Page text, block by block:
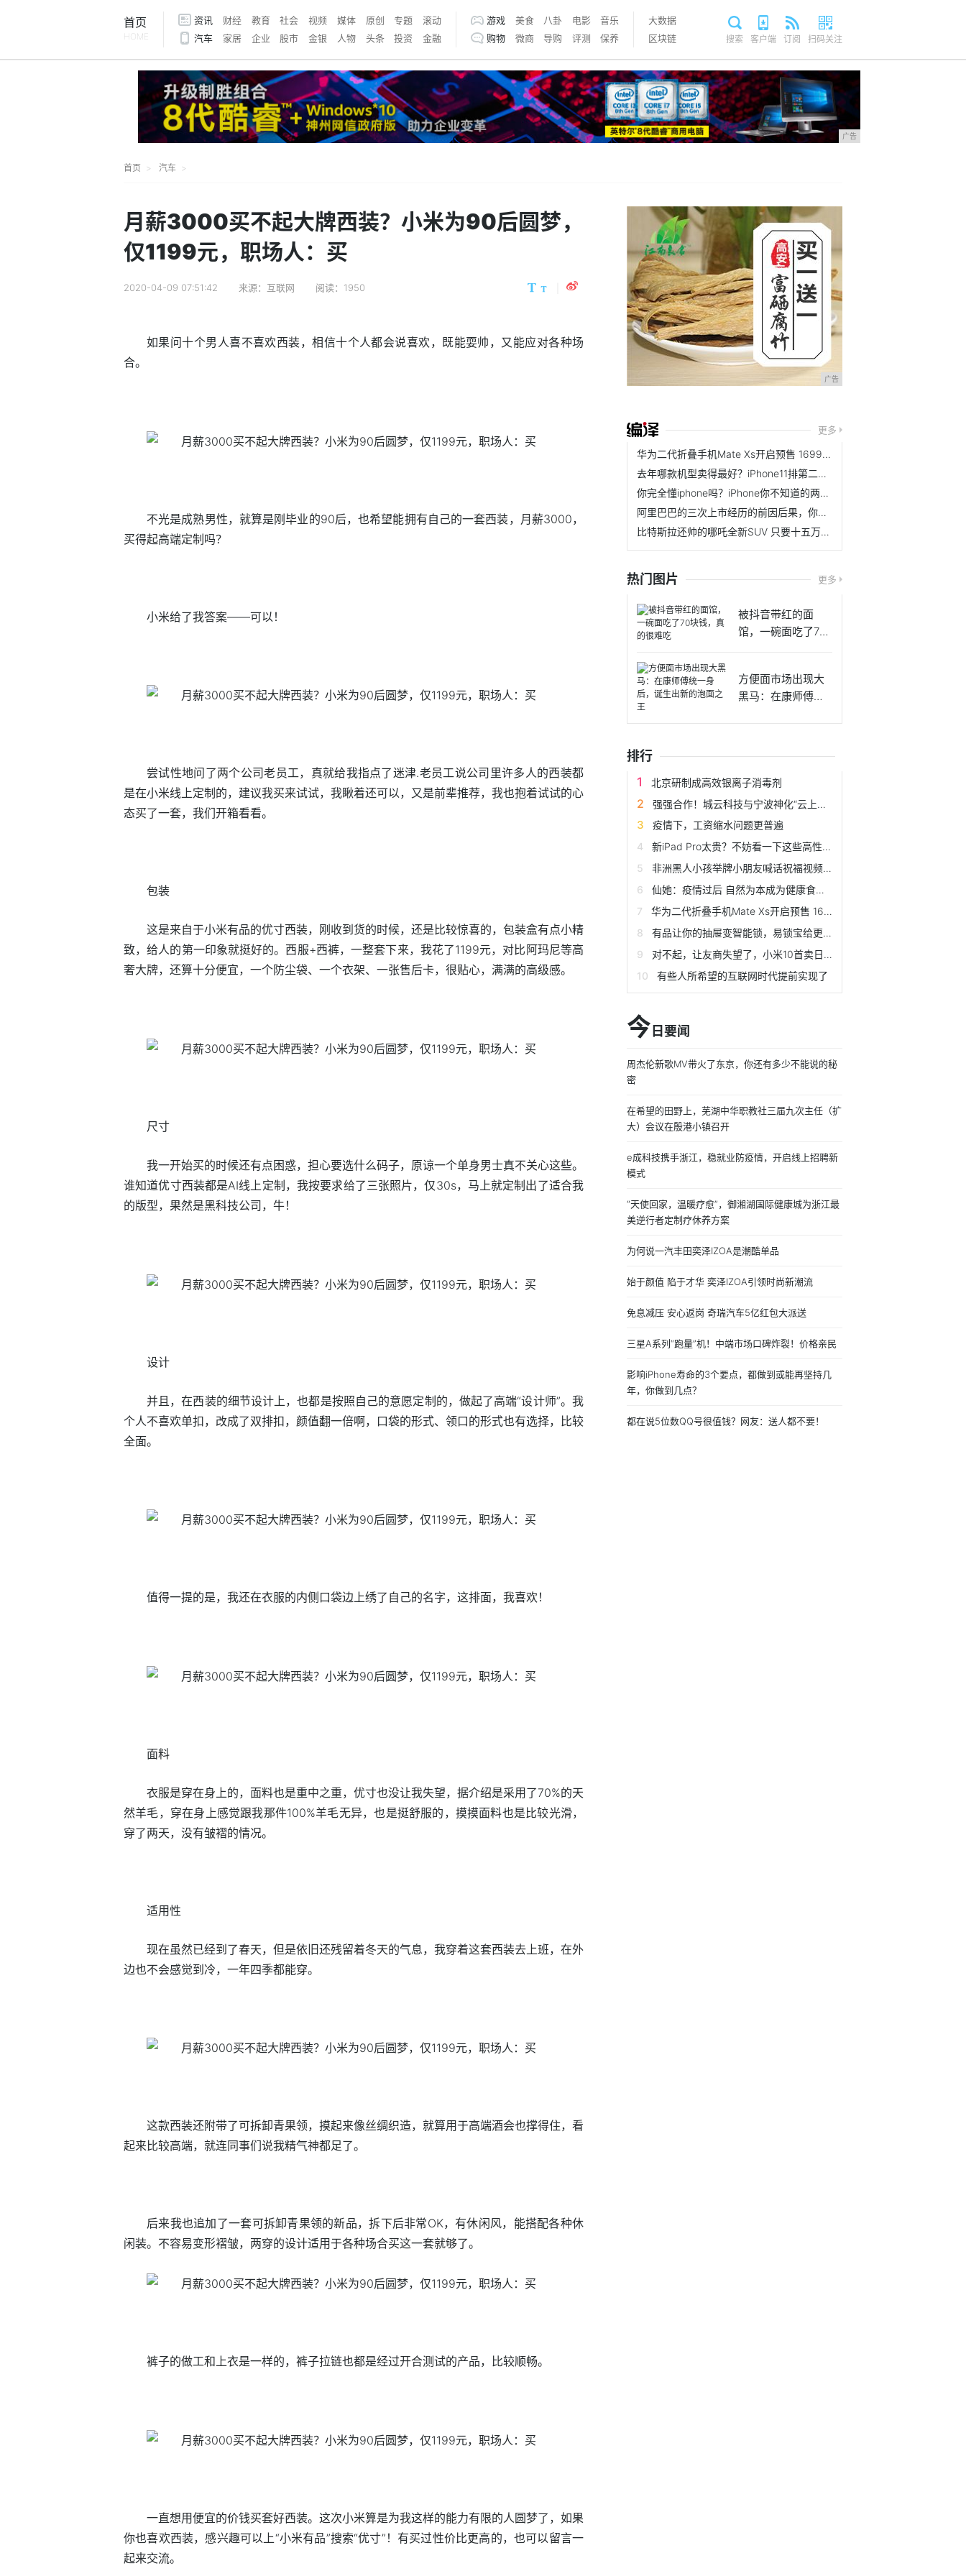
首页
HOME
资讯 财经 教育 社会 视频 媒体 原创 专题
滚动
汽车
家居 企业 股市 金银 人物 头条 投资 金融
游戏 美食 八卦 电影
音乐
购物
微商 导购 评测 保养
大数据
区块链
搜索 客户端 订阅 扫码关注
广告
首页 汽车
月薪3000买不起大牌西装？小米为90后圆梦，
仅1199元，职场人：买
2020-04-09 07:51:42 来源：互联网 阅读：1950
如果问十个男人喜不喜欢西装，相信十个人都会说喜欢，既能耍帅，又能应对各种场
合。
不光是成熟男性，就算是刚毕业的90后，也希望能拥有自己的一套西装，月薪3000，
买得起高端定制吗？
小米给了我答案——可以！
尝试性地问了两个公司老员工，真就给我指点了迷津.老员工说公司里许多人的西装都
是在小米线上定制的，建议我买来试试，我瞅着还可以，又是前辈推荐，我也抱着试试的心
态买了一套，我们开箱看看。
包装
这是来自于小米有品的优寸西装，刚收到货的时候，还是比较惊喜的，包装盒有点小精
致，给人的第一印象就挺好的。西服+西裤，一整套下来，我花了1199元，对比阿玛尼等高
奢大牌，还算十分便宜，一个防尘袋、一个衣架、一张售后卡，很贴心，满满的高级感。
尺寸
我一开始买的时候还有点困惑，担心要选什么码子，原谅一个单身男士真不关心这些。
谁知道优寸西装都是AI线上定制，我按要求给了三张照片，仅30s，马上就定制出了适合我
的版型，果然是黑科技公司，牛！
设计
并且，在西装的细节设计上，也都是按照自己的意愿定制的，做起了高端“设计师”。我
个人不喜欢单扣，改成了双排扣，颜值翻一倍啊，口袋的形式、领口的形式也有选择，比较
全面。
值得一提的是，我还在衣服的内侧口袋边上绣了自己的名字，这排面，我喜欢！
面料
衣服是穿在身上的，面料也是重中之重，优寸也没让我失望，据介绍是采用了70%的天
然羊毛，穿在身上感觉跟我那件100%羊毛无异，也是挺舒服的，摸摸面料也是比较光滑，
穿了两天，没有皱褶的情况。
适用性
现在虽然已经到了春天，但是依旧还残留着冬天的气息，我穿着这套西装去上班，在外
边也不会感觉到冷，一年四季都能穿。
这款西装还附带了可拆卸青果领，摸起来像丝绸织造，就算用于高端酒会也撑得住，看
起来比较高端，就连同事们说我精气神都足了。
后来我也追加了一套可拆卸青果领的新品，拆下后非常OK，有休闲风，能搭配各种休
闲装。不容易变形褶皱，两穿的设计适用于各种场合买这一套就够了。
裤子的做工和上衣是一样的，裤子拉链也都是经过开合测试的产品，比较顺畅。
一直想用便宜的价钱买套好西装。这次小米算是为我这样的能力有限的人圆梦了，如果
你也喜欢西装，感兴趣可以上“小米有品”搜索“优寸”！有买过性价比更高的，也可以留言一
起来交流。
广告
更多
华为二代折叠手机Mate Xs开启预售 16999元你准备好了吗？
去年哪款机型卖得最好？iPhone11排第二，第一名是部两年前的机型
你完全懂iphone吗？iPhone你不知道的两个知识
阿里巴巴的三次上市经历的前因后果，你知道吗？
比特斯拉还帅的哪吒全新SUV 只要十五万还有数不清的黑科技
热门图片 更多
被抖音带红的面
馆，一碗面吃了70
方便面市场出现大
黑马：在康师傅统
排行
北京研制成高效银离子消毒剂
强强合作！城云科技与宁波神化“云上签约”，「区块链+危化品溯源」赋能城市应急管理
疫情下，工资缩水问题更普遍
新iPad Pro太贵？不妨看一下这些高性价比的平板
非洲黑人小孩举牌小朋友喊话祝福视频是拍摄的吗
仙她：疫情过后 自然为本成为健康食品行业新趋势
华为二代折叠手机Mate Xs开启预售 16999元你准备好了吗？
有品让你的抽屉变智能锁，易锁宝给更多隐私
对不起，让友商失望了，小米10首卖日销额破3亿
有些人所希望的互联网时代提前实现了
今 日要闻
周杰伦新歌MV带火了东京，你还有多少不能说的秘
密
在希望的田野上，芜湖中华职教社三届九次主任（扩
大）会议在殷港小镇召开
e成科技携手浙江，稳就业防疫情，开启线上招聘新
模式
“天使回家，温暖疗愈”，御湘湖国际健康城为浙江最
美逆行者定制疗休养方案
为何说一汽丰田奕泽IZOA是潮酷单品
始于颜值 陷于才华 奕泽IZOA引领时尚新潮流
免息减压 安心返岗 奇瑞汽车5亿红包大派送
三星A系列“跑量”机！中端市场口碑炸裂！价格亲民
影响iPhone寿命的3个要点，都做到或能再坚持几
年，你做到几点？
都在说5位数QQ号很值钱？网友：送人都不要！